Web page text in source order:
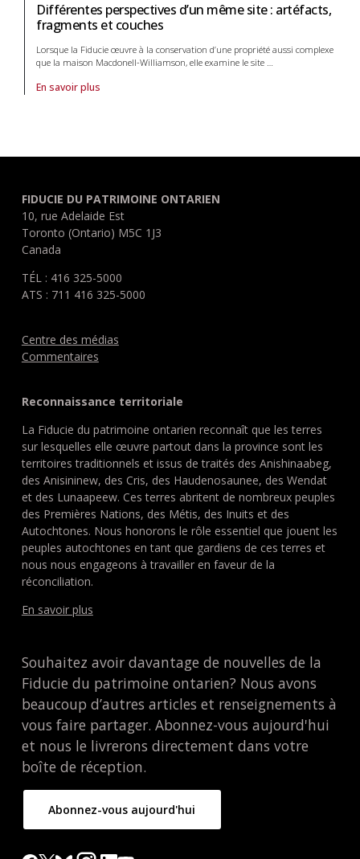
Différentes perspectives d’un même site : artéfacts,
fragments et couches
Lorsque la Fiducie œuvre à la conservation d’une propriété aussi complexe
que la maison Macdonell-Williamson, elle examine le site
En savoir plus
À propos de article Différentes perspectives d’un même site :
FIDUCIE DU PATRIMOINE ONTARIEN
10, rue Adelaide Est
Toronto (Ontario) M5C 1J3
Canada
TÉL : 416 325-5000
ATS : 711 416 325-5000
Centre des médias
Commentaires
Reconnaissance territoriale
La Fiducie du patrimoine ontarien reconnaît que les terres
sur lesquelles elle œuvre partout dans la province sont les
territoires traditionnels et issus de traités des Anishinaabeg,
des Anisininew, des Cris, des Haudenosaunee, des Wendat
et des Lunaapeew. Ces terres abritent de nombreux peuples
des Premières Nations, des Métis, des Inuits et des
Autochtones. Nous honorons le rôle essentiel que jouent les
peuples autochtones en tant que gardiens de ces terres et
nous nous engageons à travailler en faveur de la
réconciliation.
En savoir plus
Souhaitez avoir davantage de nouvelles de la
Fiducie du patrimoine ontarien? Nous avons
beaucoup d’autres articles et renseignements à
vous faire partager. Abonnez-vous aujourd'hui
et nous le livrerons directement dans votre
boîte de réception.
Abonnez-vous aujourd'hui